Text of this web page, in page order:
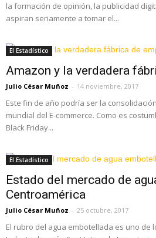
la formación de opinión, la publicidad
aspiran seriamente a tomar el...
El Estadístico
Amazon y la verdadera
Julio César Muñoz - 14 noviembre, 2017
Este fin de año podría ser la
mundial del E-commerce. Como es
Black Friday...
El Estadístico
Estado del mercado de
Centroamérica
Julio César Muñoz - 25 octubre, 2017
El rubro del agua embotellada es uno de